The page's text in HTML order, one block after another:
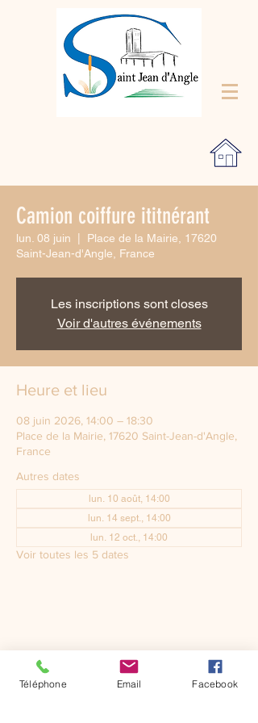
Camion coiffure ititnérant
lun. 08 juin
Place de la Mairie, 17620
Saint-Jean-d'Angle, France
Les inscriptions sont closes
Voir d'autres événements
Heure et lieu
08 juin 2026, 14:00 – 18:30
Place de la Mairie, 17620 Saint-Jean-d'Angle,
France
Autres dates
lun. 10 août, 14:00
lun. 14 sept., 14:00
lun. 12 oct., 14:00
Voir toutes les 5 dates
Téléphone Email Facebook